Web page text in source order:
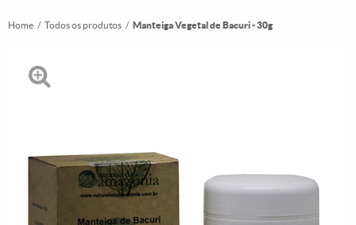
Home Todos os produtos Manteiga Vegetal de Bacuri - 30g